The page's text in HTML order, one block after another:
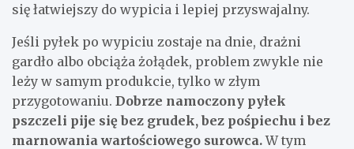
się łatwiejszy do wypicia i lepiej przyswajalny.
Jeśli pyłek po wypiciu zostaje na dnie, drażni
gardło albo obciąża żołądek, problem zwykle nie
leży w samym produkcie, tylko w złym
przygotowaniu. Dobrze namoczony pyłek
pszczeli pije się bez grudek, bez pośpiechu i bez
marnowania wartościowego surowca.W tym